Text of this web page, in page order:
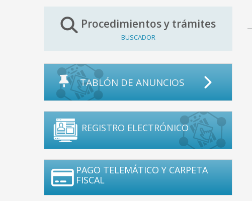
Procedimientos y trámites
BUSCADOR
TABLÓN DE ANUNCIOS
REGISTRO ELECTRÓNICO
PAGO TELEMÁTICO Y CARPETA
FISCAL